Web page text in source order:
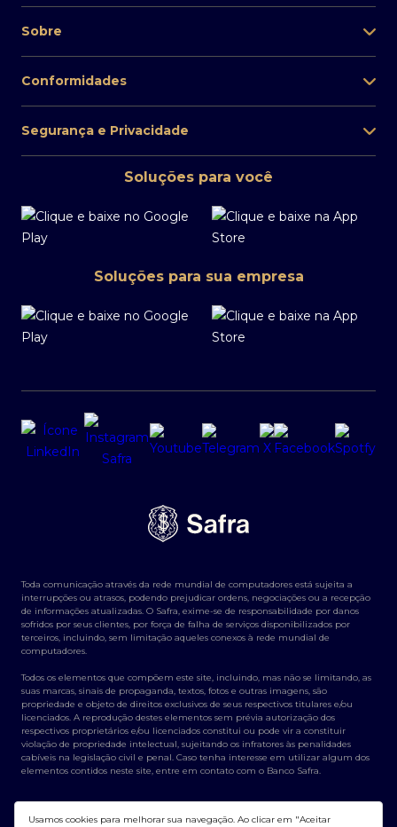
Sobre
Conformidades
Segurança e Privacidade
Soluções para você
Soluções para sua empresa
Toda comunicação através da rede mundial de computadores está sujeita a
interrupções ou atrasos, podendo prejudicar ordens, negociações ou a recepção
de informações atualizadas. O Safra, exime-se de responsabilidade por danos
sofridos por seus clientes, por força de falha de serviços disponibilizados por
terceiros, incluindo, sem limitação aqueles conexos à rede mundial de
computadores.
Todos os elementos que compõem este site, incluindo, mas não se limitando, as
suas marcas, sinais de propaganda, textos, fotos e outras imagens, são
propriedade e objeto de direitos exclusivos de seus respectivos titulares e/ou
licenciados. A reprodução destes elementos sem prévia autorização dos
respectivos proprietários e/ou licenciados constitui ou pode vir a constituir
violação de propriedade intelectual, sujeitando os infratores às penalidades
cabíveis na legislação civil e penal. Caso tenha interesse em utilizar algum dos
elementos contidos neste site, entre em contato com o Banco Safra.
Usamos cookies para melhorar sua navegação. Ao clicar em "Aceitar